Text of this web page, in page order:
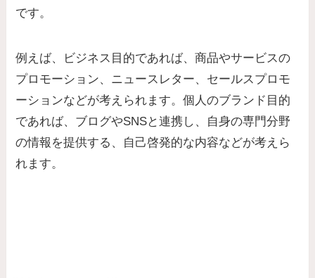
です。
例えば、ビジネス目的であれば、商品やサービスの
プロモーション、ニュースレター、セールスプロモ
ーションなどが考えられます。個人のブランド目的
であれば、ブログやSNSと連携し、自身の専門分野
の情報を提供する、自己啓発的な内容などが考えら
れます。